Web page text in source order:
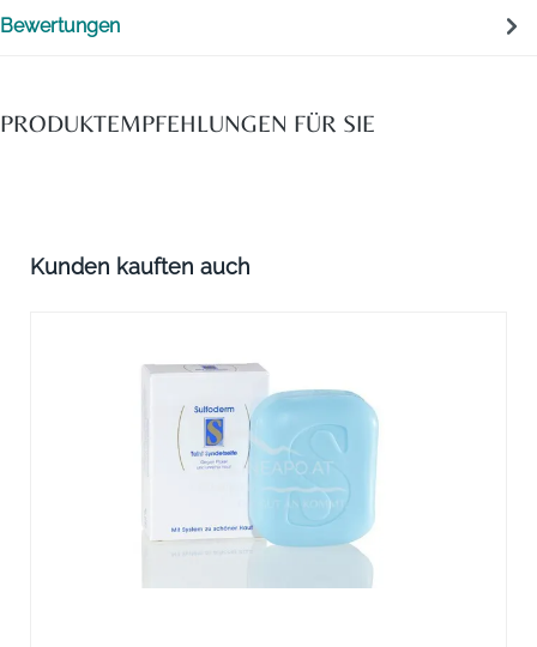
Bewertungen
PRODUKTEMPFEHLUNGEN FÜR SIE
Produktgalerie überspringen
Kunden kauften auch